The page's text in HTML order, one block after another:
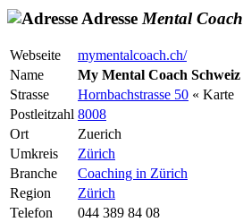
Adresse Mental Coach
Webseite
mymentalcoach.ch/
Name
My Mental Coach Schweiz
Strasse
Hornbachstrasse 50 « Karte
Postleitzahl 8008
Ort
Zuerich
Umkreis
Zürich
Branche
Coaching in Zürich
Region
Zürich
Telefon
044 389 84 08